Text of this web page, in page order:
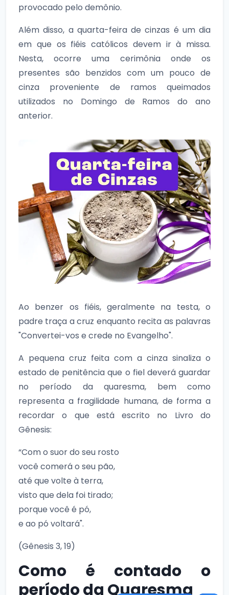
provocado pelo demônio.
Além disso, a quarta-feira de cinzas é um dia
em que os fiéis católicos devem ir à missa.
Nesta, ocorre uma cerimônia onde os
presentes são benzidos com um pouco de
cinza proveniente de ramos queimados
utilizados no Domingo de Ramos do ano
anterior.
Ao benzer os fiéis, geralmente na testa, o
padre traça a cruz enquanto recita as palavras
"Convertei-vos e crede no Evangelho".
A pequena cruz feita com a cinza sinaliza o
estado de penitência que o fiel deverá guardar
no período da quaresma, bem como
representa a fragilidade humana, de forma a
recordar o que está escrito no Livro do
Gênesis:
“Com o suor do seu rosto
você comerá o seu pão,
até que volte à terra,
visto que dela foi tirado;
porque você é pó,
e ao pó voltará".
(Gênesis 3, 19)
Como é contado o
período da Quaresma